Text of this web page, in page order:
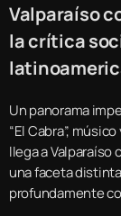
Valparaíso
la crítica
Un panorama
“El Cabra”,
llega a Valparaíso
una faceta
profundamente